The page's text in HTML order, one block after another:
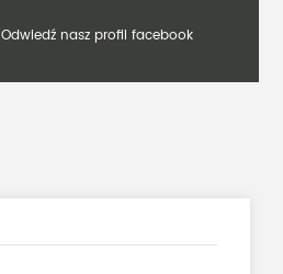
Odwiedź nasz profil facebook